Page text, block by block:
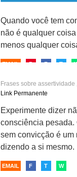
Quando você tem
não é qualquer
menos qualquer
EMAIL P F T
Frases sobre assertividade
autoestima,auto-confiança
Link Permanente
Experimente dizer
consciência pesada.
sem convicção é um
dizendo a si mesmo.
EMAIL F T W